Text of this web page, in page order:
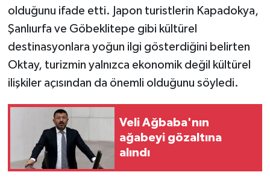
olduğunu ifade etti. Japon turistlerin Kapadokya,
Şanlıurfa ve Göbeklitepe gibi kültürel
destinasyonlara yoğun ilgi gösterdiğini belirten
Oktay, turizmin yalnızca ekonomik değil kültürel
ilişkiler açısından da önemli olduğunu söyledi.
Veli Ağbaba'nın
ağabeyi gözaltına
alındı